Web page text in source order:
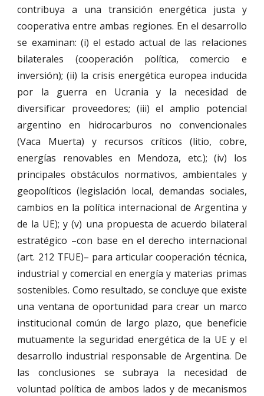
contribuya a una transición energética justa y
cooperativa entre ambas regiones. En el desarrollo
se examinan: (i) el estado actual de las relaciones
bilaterales (cooperación política, comercio e
inversión); (ii) la crisis energética europea inducida
por la guerra en Ucrania y la necesidad de
diversificar proveedores; (iii) el amplio potencial
argentino en hidrocarburos no convencionales
(Vaca Muerta) y recursos críticos (litio, cobre,
energías renovables en Mendoza, etc.); (iv) los
principales obstáculos normativos, ambientales y
geopolíticos (legislación local, demandas sociales,
cambios en la política internacional de Argentina y
de la UE); y (v) una propuesta de acuerdo bilateral
estratégico –con base en el derecho internacional
(art. 212 TFUE)– para articular cooperación técnica,
industrial y comercial en energía y materias primas
sostenibles. Como resultado, se concluye que existe
una ventana de oportunidad para crear un marco
institucional común de largo plazo, que beneficie
mutuamente la seguridad energética de la UE y el
desarrollo industrial responsable de Argentina. De
las conclusiones se subraya la necesidad de
voluntad política de ambos lados y de mecanismos